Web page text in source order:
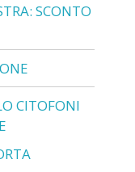
SCONTO
CITOFONI